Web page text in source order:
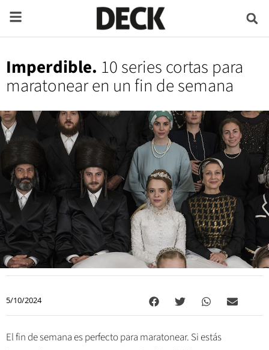
Imperdible. 10 series cortas para
maratonear en un fin de semana
5/10/2024
El fin de semana es perfecto para maratonear. Si estás